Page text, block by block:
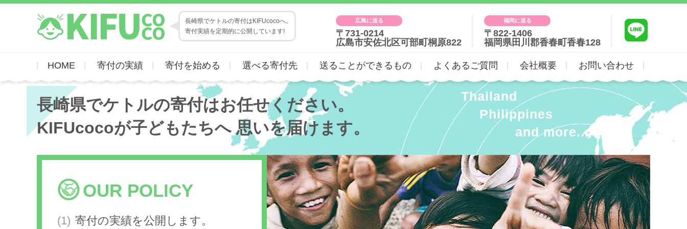
長崎県でケトルの寄付はKIFUcocoへ。
寄付実績を定期的に公開しています!
広島に送る
〒731-0214
広島市安佐北区可部町桐原822
福岡に送る
〒822-1406
福岡県田川郡香春町香春128
HOME 寄付の実績 寄付を始める 選べる寄付先 送ることができるもの よくあるご質問 会社概要 お問い合わせ
長崎県でケトルの寄付はお任せください。
KIFUcocoが子どもたちへ思いを届けます。
Thailand
Philippines
and more...
OUR POLICY
寄付の実績を公開します。